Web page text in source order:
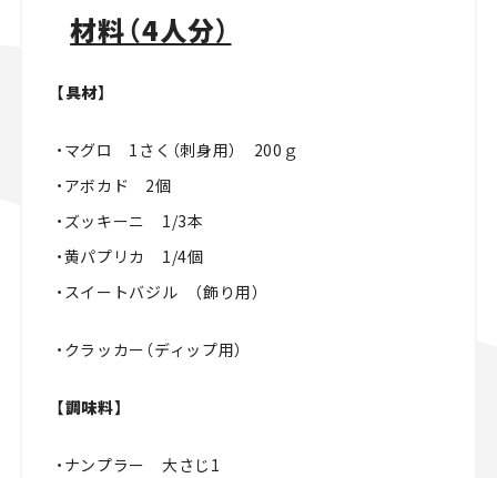
材料（4人分）
【具材】
・マグロ 1さく（刺身用） 200ｇ
・アボカド 2個
・ズッキーニ 1/3本
・黄パプリカ 1/4個
・スイートバジル （飾り用）
・クラッカー（ディップ用）
【調味料】
・ナンプラー 大さじ1